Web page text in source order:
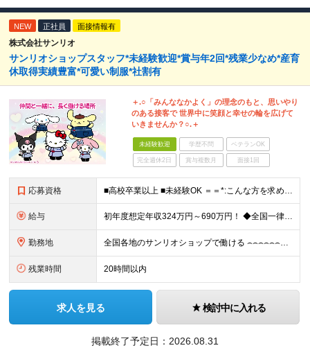
NEW 正社員 面接情報有
株式会社サンリオ
サンリオショップスタッフ*未経験歓迎*賞与年2回*残業少なめ*産育
休取得実績豊富*可愛い制服*社割有
＋.○「みんななかよく」の理念のもと、思いやり
のある接客で 世界中に笑顔と幸せの輪を広げて
いきませんか？○.＋
未経験歓迎 学歴不問 ベテランOK
完全週休2日 賞与複数月 面接1回
応募資格 ■高校卒業以上 ■未経験OK ＝＝*:こんな方を求めています！:*＝＝ ・サンリオが好き・可愛いものが好き （「実は最近のキャラクターには詳しくない…」という方も、入社後に少しずつ覚えていければ大丈
給与 初年度想定年収324万円～690万円！ ◆全国一律 月給230,000円～＋賞与＋通勤手当＋役職手当＋時間外手当 《手当充実！》 ＊昇給/年1回 ＊賞与/年2回（7月/12月） ＊通勤手当：交通費
勤務地 全国各地のサンリオショップで働ける ⌢⌢⌢⌢⌢⌢⌢⌢⌢⌢⌢⌢⌢⌢⌢⌢⌢⌢・.☆ ★詳細の勤務地はご本人の希望と面接を通じて決定いたします。 ＼以下の募集店舗は特に積極採用中！！／ ＜東京＞ ◎SA
残業時間 20時間以内
求人を見る 検討中に入れる
掲載終了予定日： 2026.08.31